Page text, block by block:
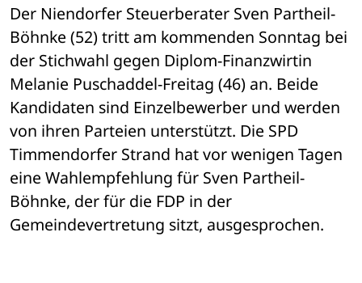
Der Niendorfer Steuerberater Sven Partheil-
Böhnke (52) tritt am kommenden Sonntag bei
der Stichwahl gegen Diplom-Finanzwirtin
Melanie Puschaddel-Freitag (46) an. Beide
Kandidaten sind Einzelbewerber und werden
von ihren Parteien unterstützt. Die SPD
Timmendorfer Strand hat vor wenigen Tagen
eine Wahlempfehlung für Sven Partheil-
Böhnke, der für die FDP in der
Gemeindevertretung sitzt, ausgesprochen.